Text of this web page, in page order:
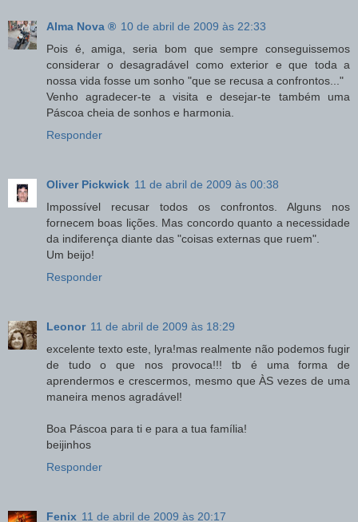
Alma Nova ® 10 de abril de 2009 às 22:33
Pois é, amiga, seria bom que sempre conseguissemos
considerar o desagradável como exterior e que toda a
nossa vida fosse um sonho "que se recusa a confrontos..."
Venho agradecer-te a visita e desejar-te também uma
Páscoa cheia de sonhos e harmonia.
Responder
Oliver Pickwick 11 de abril de 2009 às 00:38
Impossível recusar todos os confrontos. Alguns nos
fornecem boas lições. Mas concordo quanto a necessidade
da indiferença diante das "coisas externas que ruem".
Um beijo!
Responder
Leonor 11 de abril de 2009 às 18:29
excelente texto este, lyra!mas realmente não podemos fugir
de tudo o que nos provoca!!! tb é uma forma de
aprendermos e crescermos, mesmo que ÀS vezes de uma
maneira menos agradável!
Boa Páscoa para ti e para a tua família!
beijinhos
Responder
Fenix 11 de abril de 2009 às 20:17